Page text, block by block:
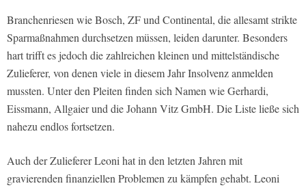
Branchenriesen wie Bosch, ZF und Continental, die allesamt strikte
Sparmaßnahmen durchsetzen müssen, leiden darunter. Besonders
hart trifft es jedoch die zahlreichen kleinen und mittelständische
Zulieferer, von denen viele in diesem Jahr Insolvenz anmelden
mussten. Unter den Pleiten finden sich Namen wie Gerhardi,
Eissmann, Allgaier und die Johann Vitz GmbH. Die Liste ließe sich
nahezu endlos fortsetzen.
Auch der Zulieferer Leoni hat in den letzten Jahren mit
gravierenden finanziellen Problemen zu kämpfen gehabt. Leoni